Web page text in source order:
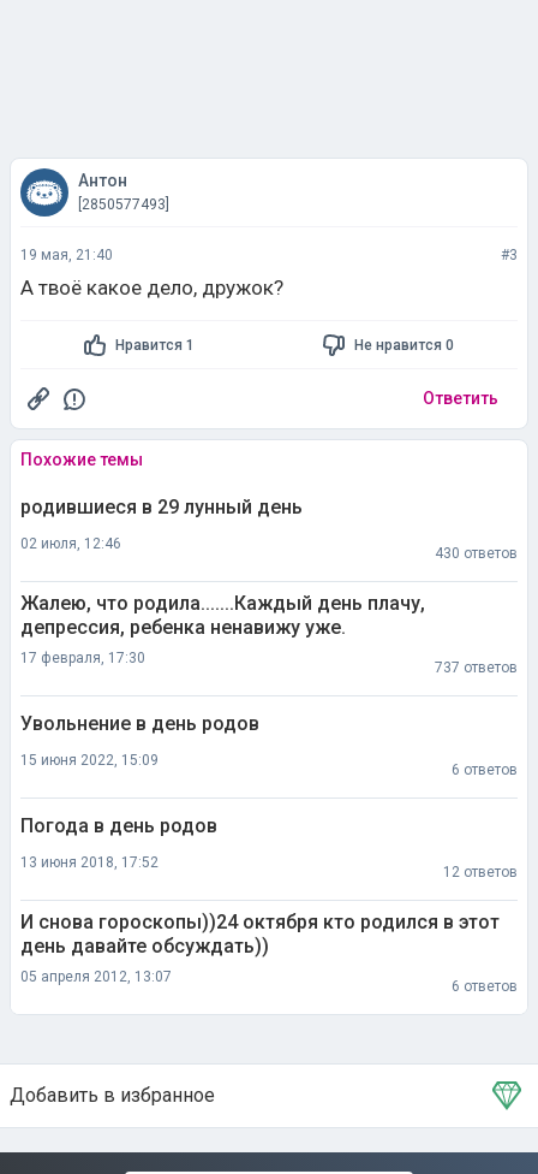
Антон
[2850577493]
19 мая, 21:40 #3
А твоё какое дело, дружок?
Нравится 1 Не нравится 0
Ответить
Похожие темы
родившиеся в 29 лунный день
02 июля, 12:46
430 ответов
Жалею, что родила.......Каждый день плачу,
депрессия, ребенка ненавижу уже.
17 февраля, 17:30
737 ответов
Увольнение в день родов
15 июня 2022, 15:09
6 ответов
Погода в день родов
13 июня 2018, 17:52
12 ответов
И снова гороскопы))24 октября кто родился в этот
день давайте обсуждать))
05 апреля 2012, 13:07
6 ответов
Добавить в избранное
Тема в избранном